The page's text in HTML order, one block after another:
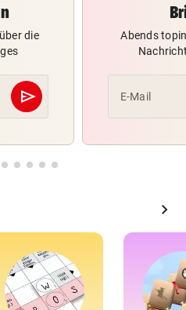
die
send
Abschicken
Abends
E-Mail
chevron_right